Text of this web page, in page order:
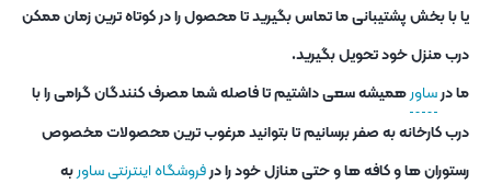
یا با بخش پشتیبانی ما تماس بگیرید تا محصول را در کوتاه ترین زمان ممکن
درب منزل خود تحویل بگیرید.
ما درساورهمیشه سعی داشتیم تا فاصله شما مصرف کنندگان گرامی را با
درب کارخانه به صفر برسانیم تا بتوانید مرغوب ترین محصولات مخصوص
رستوران ها و کافه ها و حتی منازل خود را درفروشگاه اینترنتی ساوربه